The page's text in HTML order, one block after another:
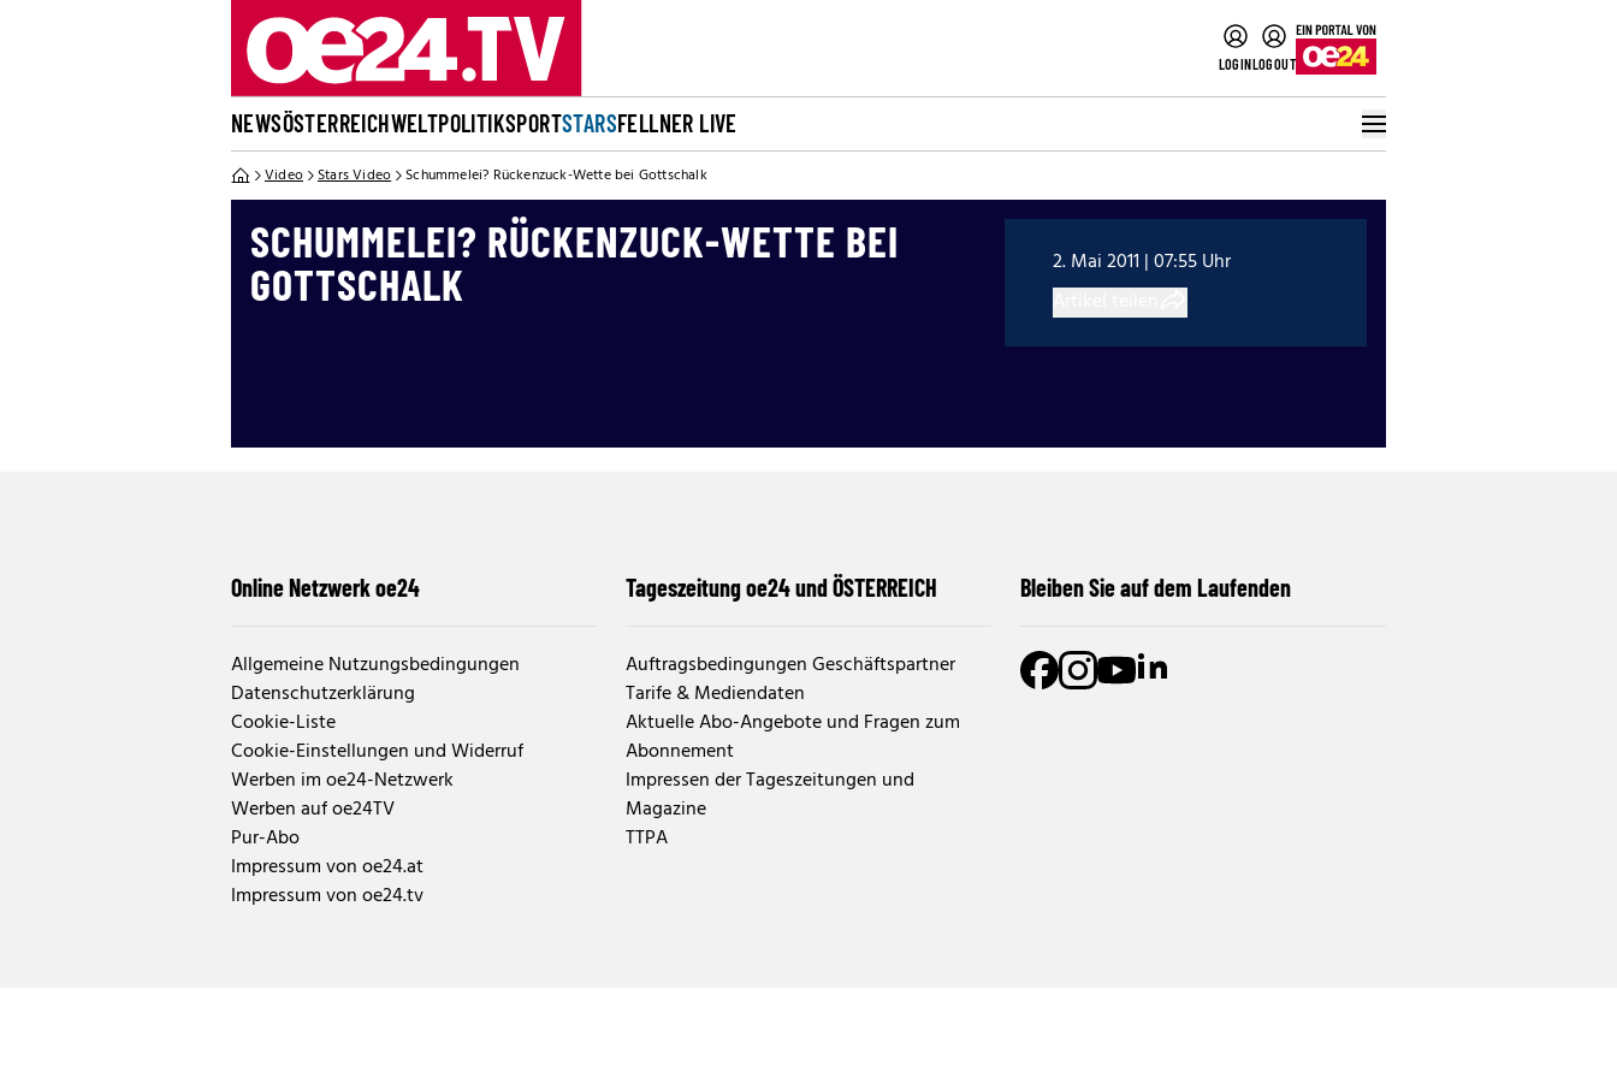
LOGINLOGOUT
NEWSÖSTERREICHWELTPOLITIKSPORTSTARSFELLNER LIVE
Video Stars Video Schummelei? Rückenzuck-Wette bei Gottschalk
SCHUMMELEI? RÜCKENZUCK-WETTE BEI
GOTTSCHALK
2. Mai 2011 | 07:55 Uhr
Online Netzwerk oe24
Allgemeine Nutzungsbedingungen
Datenschutzerklärung
Cookie-Liste
Cookie-Einstellungen und Widerruf
Werben im oe24-Netzwerk
Werben auf oe24TV
Pur-Abo
Impressum von oe24.at
Impressum von oe24.tv
Tageszeitung oe24 und ÖSTERREICH
Auftragsbedingungen Geschäftspartner
Tarife & Mediendaten
Aktuelle Abo-Angebote und Fragen zum
Abonnement
Impressen der Tageszeitungen und
Magazine
TTPA
Bleiben Sie auf dem Laufenden